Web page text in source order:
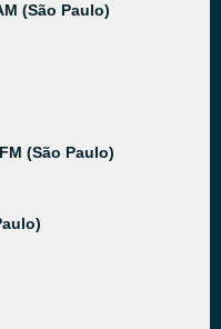
(São Paulo)
(São Paulo)